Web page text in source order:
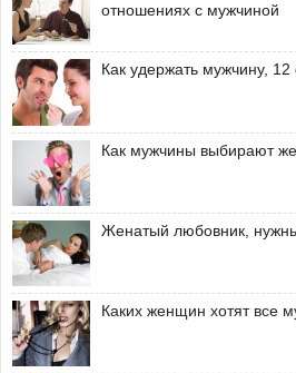
отношениях с мужчиной
Как удержать мужчину, 12
Как мужчины выбирают
Женатый любовник,
Каких женщин хотят все